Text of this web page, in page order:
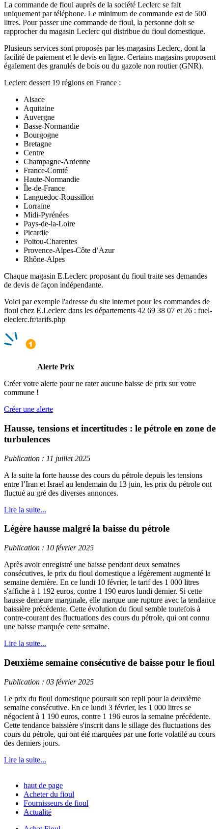
La commande de fioul auprès de la société Leclerc se fait
uniquement par téléphone. Le minimum de commande est de 500
litres. Pour passer une commande de fioul, la personne doit se
rapprocher du magasin Leclerc qui distribue du fioul domestique.
Plusieurs services sont proposés par les magasins Leclerc, dont la
facilité de paiement et le devis en ligne. Certains magasins proposent
également des granulés de bois ou du gazole non routier (GNR).
Leclerc dessert 19 régions en France :
Alsace
Aquitaine
Auvergne
Basse-Normandie
Bourgogne
Bretagne
Centre
Champagne-Ardenne
France-Comté
Haute-Normandie
Île-de-France
Languedoc-Roussillon
Lorraine
Midi-Pyrénées
Pays-de-la-Loire
Picardie
Poitou-Charentes
Provence-Alpes-Côte d’Azur
Rhône-Alpes
Chaque magasin E.Leclerc proposant du fioul traite ses demandes
de devis de façon indépendante.
Voici par exemple l'adresse du site internet pour les commandes de
fioul chez E.Leclerc dans les départements 42 69 38 07 et 26 : fuel-
eleclerc.fr/tarifs.php
Alerte Prix
Créer votre alerte pour ne rater aucune baisse de prix sur votre
commune !
Créer une alerte
Hausse, tensions et incertitudes : le pétrole en zone de
turbulences
Publication : 11 juillet 2025
A la suite la forte hausse des cours du pétrole depuis les tensions
entre l’Iran et Israel au lendemain du 13 juin, les prix du pétrole ont
fluctué au gré des diverses annonces.
Lire la suite...
Légère hausse malgré la baisse du pétrole
Publication : 10 février 2025
Après avoir enregistré une baisse pendant deux semaines
consécutives, le prix du fioul domestique a légèrement augmenté la
semaine dernière. En ce lundi 10 février, le tarif des 1 000 litres
s'affiche à 1 192 euros, contre 1 190 euros lundi dernier. Si cette
hausse demeure marginale, elle marque une rupture avec la tendance
baissière précédente. Cette évolution du fioul semble toutefois à
contre-courant des fluctuations des cours du pétrole, qui ont connu
une baisse marquée cette semaine.
Lire la suite...
Deuxième semaine consécutive de baisse pour le fioul
Publication : 03 février 2025
Le prix du fioul domestique poursuit son repli pour la deuxième
semaine consécutive. En ce lundi 3 février, les 1 000 litres se
négocient à 1 190 euros, contre 1 196 euros la semaine précédente.
Cette tendance baissière s'inscrit dans le sillage des fluctuations des
cours du pétrole, qui ont été marquées par une forte volatilé au cours
des derniers jours.
Lire la suite...
haut de page
Acheter du fioul
Fournisseurs de fioul
Actualité